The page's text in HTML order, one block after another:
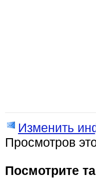
Изменить
Просмотров
Посмотрите